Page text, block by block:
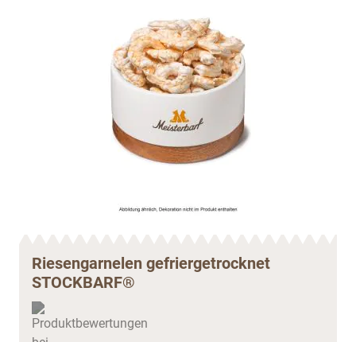
Riesengarnelen gefriergetrocknet
STOCKBARF®